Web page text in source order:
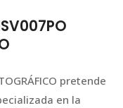
pretende
en la